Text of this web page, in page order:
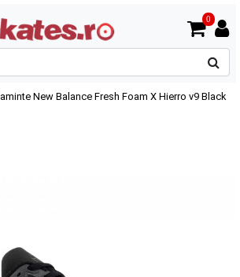
0
New Balance Fresh Foam X Hierro v9 Black